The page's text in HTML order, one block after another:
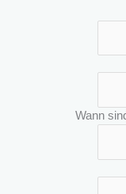
Wann